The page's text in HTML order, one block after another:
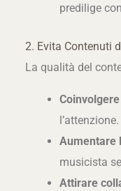
predilige
2. Evita Contenuti
La qualità del
l’attenzione.
Aumentare
musicista
Attirare